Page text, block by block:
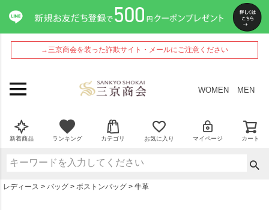
→三京商会を装った詐欺サイト・メールにご注意ください
WOMEN MEN
新着商品 ランキング カテゴリ お気に入り マイページ カート
レディース バッグ ボストンバッグ 牛革